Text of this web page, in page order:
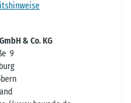
& Co. KG
9